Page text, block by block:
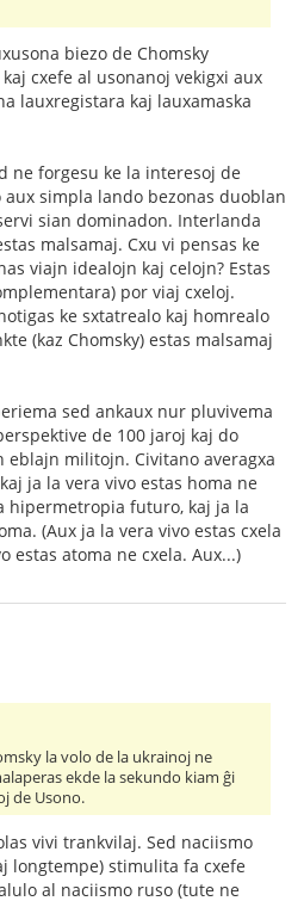
biezo de Chomsky
cxefe al usonanoj vekigxi aux
lauxregistara kaj lauxamaska
ne forgesu ke la interesoj de
simpla lando bezonas duoblan
sian dominadon. Interlanda
malsamaj. Cxu vi pensas ke
viajn idealojn kaj celojn? Estas
por viaj cxeloj.
ke sxtatrealo kaj homrealo
(kaz Chomsky) estas malsamaj
sed ankaux nur pluvivema
de 100 jaroj kaj do
militojn. Civitano averagxa
ja la vera vivo estas homa ne
hipermetropia futuro, kaj ja la
(Aux ja la vera vivo estas cxela
estas atoma ne cxela. Aux...)
la volo de la ukrainoj ne
ekde la sekundo kiam ĝi
de Usono.
vivi trankvilaj. Sed naciismo
longtempe) stimulita fa cxefe
al naciismo ruso (tute ne